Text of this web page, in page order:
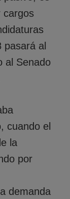
cargos
pasará al
al Senado
cuando el
la
por
demanda